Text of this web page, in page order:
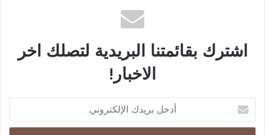
اشترك بقائمتنا البريدية لتصلك اخر
الاخبار!